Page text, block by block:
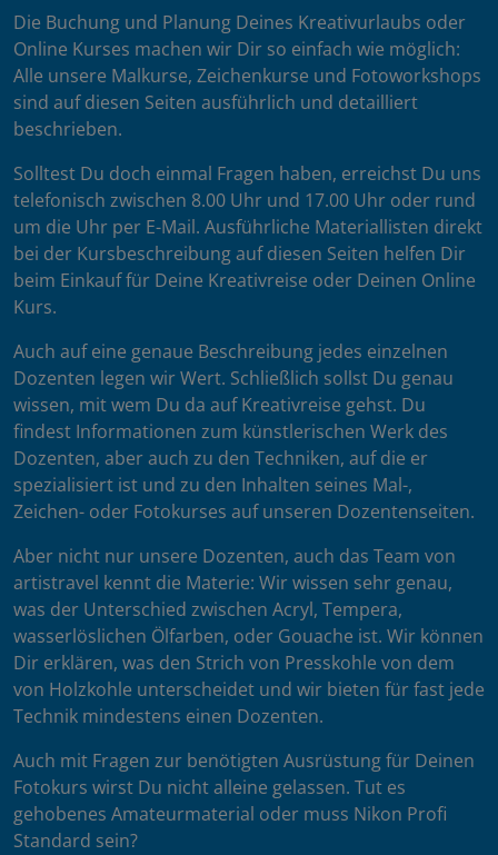
Die Buchung und Planung Deines Kreativurlaubs oder
Online Kurses machen wir Dir so einfach wie möglich:
Alle unsere Malkurse, Zeichenkurse und Fotoworkshops
sind auf diesen Seiten ausführlich und detailliert
beschrieben.
Solltest Du doch einmal Fragen haben, erreichst Du uns
telefonisch zwischen 8.00 Uhr und 17.00 Uhr oder rund
um die Uhr per E-Mail. Ausführliche Materiallisten direkt
bei der Kursbeschreibung auf diesen Seiten helfen Dir
beim Einkauf für Deine Kreativreise oder Deinen Online
Kurs.
Auch auf eine genaue Beschreibung jedes einzelnen
Dozenten legen wir Wert. Schließlich sollst Du genau
wissen, mit wem Du da auf Kreativreise gehst. Du
findest Informationen zum künstlerischen Werk des
Dozenten, aber auch zu den Techniken, auf die er
spezialisiert ist und zu den Inhalten seines Mal-,
Zeichen- oder Fotokurses auf unseren Dozentenseiten.
Aber nicht nur unsere Dozenten, auch das Team von
artistravel kennt die Materie: Wir wissen sehr genau,
was der Unterschied zwischen Acryl, Tempera,
wasserlöslichen Ölfarben, oder Gouache ist. Wir können
Dir erklären, was den Strich von Presskohle von dem
von Holzkohle unterscheidet und wir bieten für fast jede
Technik mindestens einen Dozenten.
Auch mit Fragen zur benötigten Ausrüstung für Deinen
Fotokurs wirst Du nicht alleine gelassen. Tut es
gehobenes Amateurmaterial oder muss Nikon Profi
Standard sein?